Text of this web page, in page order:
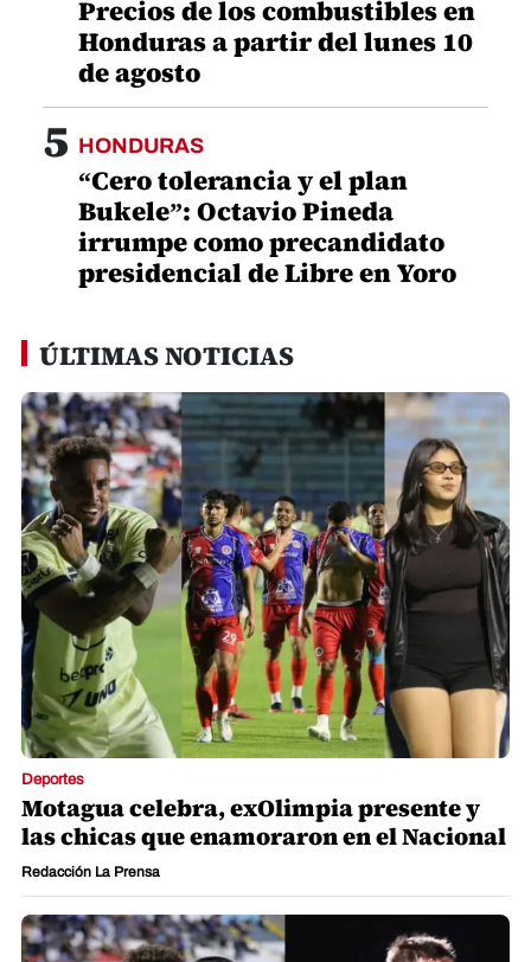
Precios de los combustibles en
Honduras a partir del lunes 10
de agosto
5 HONDURAS
“Cero tolerancia y el plan
Bukele”: Octavio Pineda
irrumpe como precandidato
presidencial de Libre en Yoro
ÚLTIMAS NOTICIAS
Deportes
Motagua celebra, exOlimpia presente y
las chicas que enamoraron en el Nacional
Redacción La Prensa